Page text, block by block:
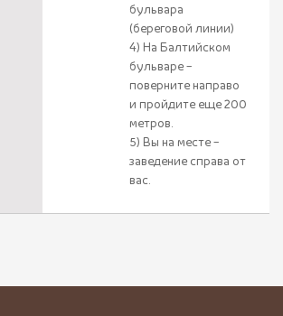
бульвара
(береговой линии)
4) На Балтийском
бульваре –
поверните направо
и пройдите еще 200
метров.
5) Вы на месте –
заведение справа от
вас.